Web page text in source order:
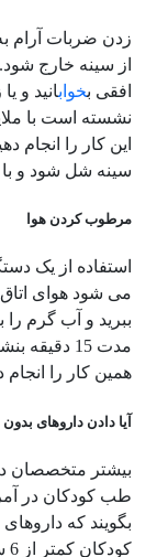
زدن ضربات آرام
از سینه خارج
افقی بخواب
نشسته است با
این کار را
سینه شل شود و
مرطوب کردن هوا
استفاده از یک
می شود هوای
ببرید و آب گرم را
مدت 15
همین کار را انجام
آیا دادن داروهای
بیشتر متخصصان
طب کودکان در
بگویند که